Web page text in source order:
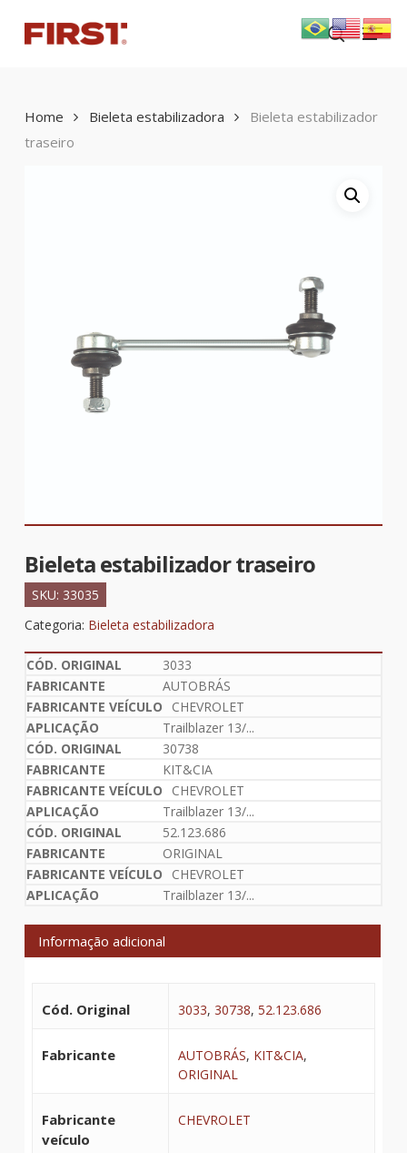
main
search
Menu
Home Bieleta estabilizadora
Bieleta estabilizador
traseiro
Bieleta estabilizador traseiro
SKU: 33035
Categoria: Bieleta estabilizadora
3033
AUTOBRÁS
CHEVROLET
Trailblazer 13/...
30738
KIT&CIA
CHEVROLET
Trailblazer 13/...
52.123.686
ORIGINAL
CHEVROLET
Trailblazer 13/...
Informação adicional
Cód. Original 3033, 30738, 52.123.686
Fabricante AUTOBRÁS, KIT&CIA,
ORIGINAL
Fabricante
veículo
CHEVROLET